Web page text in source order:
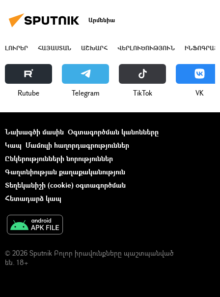
Արմենիա
ԼՈՒՐԵՐ ՀԱՅԱՍՏԱՆ ԱՇԽԱՐՀ ՎԵՐԼՈՒԾՈՒԹՅՈՒՆ
Rutube Telegram ТikТоk VK
Նախագծի մասին Օգտագործման կանոնները
Կապ Մամուլի հաղորդագրություններ
Ընկերությունների նորություններ
Գաղտնիության քաղաքականություն
Տեղեկանիշի (cookie) օգտագործման
Հետադարձ կապ
© 2026 Sputnik Բոլոր իրավունքները պաշտպանված
են. 18+